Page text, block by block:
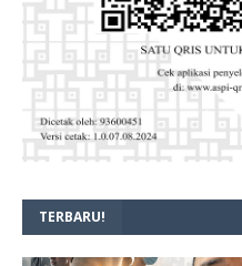
TERBARU!